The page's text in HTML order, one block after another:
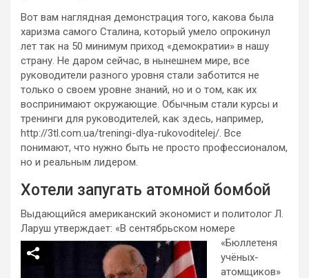
Вот вам наглядная демонстрация того, какова была
харизма самого Сталина, который умело опрокинул
лет так на 50 минимум приход «демократии» в нашу
страну. Не даром сейчас, в нынешнем мире, все
руководители разного уровня стали заботится не
только о своем уровне знаний, но и о том, как их
воспринимают окружающие. Обычным стали курсы и
тренинги для руководителей, как здесь, например,
http://3tl.com.ua/treningi-dlya-rukovoditelej/. Все
понимают, что нужно быть не просто профессионалом,
но и реальным лидером.
Хотели запугать атомной бомбой
Выдающийся американский экономист и политолог Л.
Ларуш утверждает: «В сентябрьском номере
«Бюллетеня
учёных-
атомщиков»